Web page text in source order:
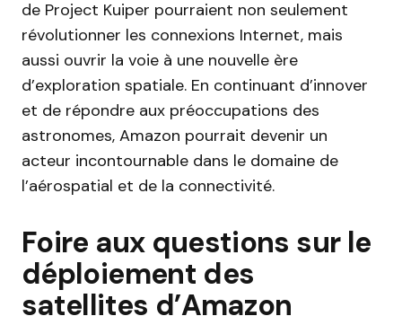
de Project Kuiper pourraient non seulement
révolutionner les connexions Internet, mais
aussi ouvrir la voie à une nouvelle ère
d’exploration spatiale. En continuant d’innover
et de répondre aux préoccupations des
astronomes, Amazon pourrait devenir un
acteur incontournable dans le domaine de
l’aérospatial et de la connectivité.
Foire aux questions sur le
déploiement des
satellites d’Amazon